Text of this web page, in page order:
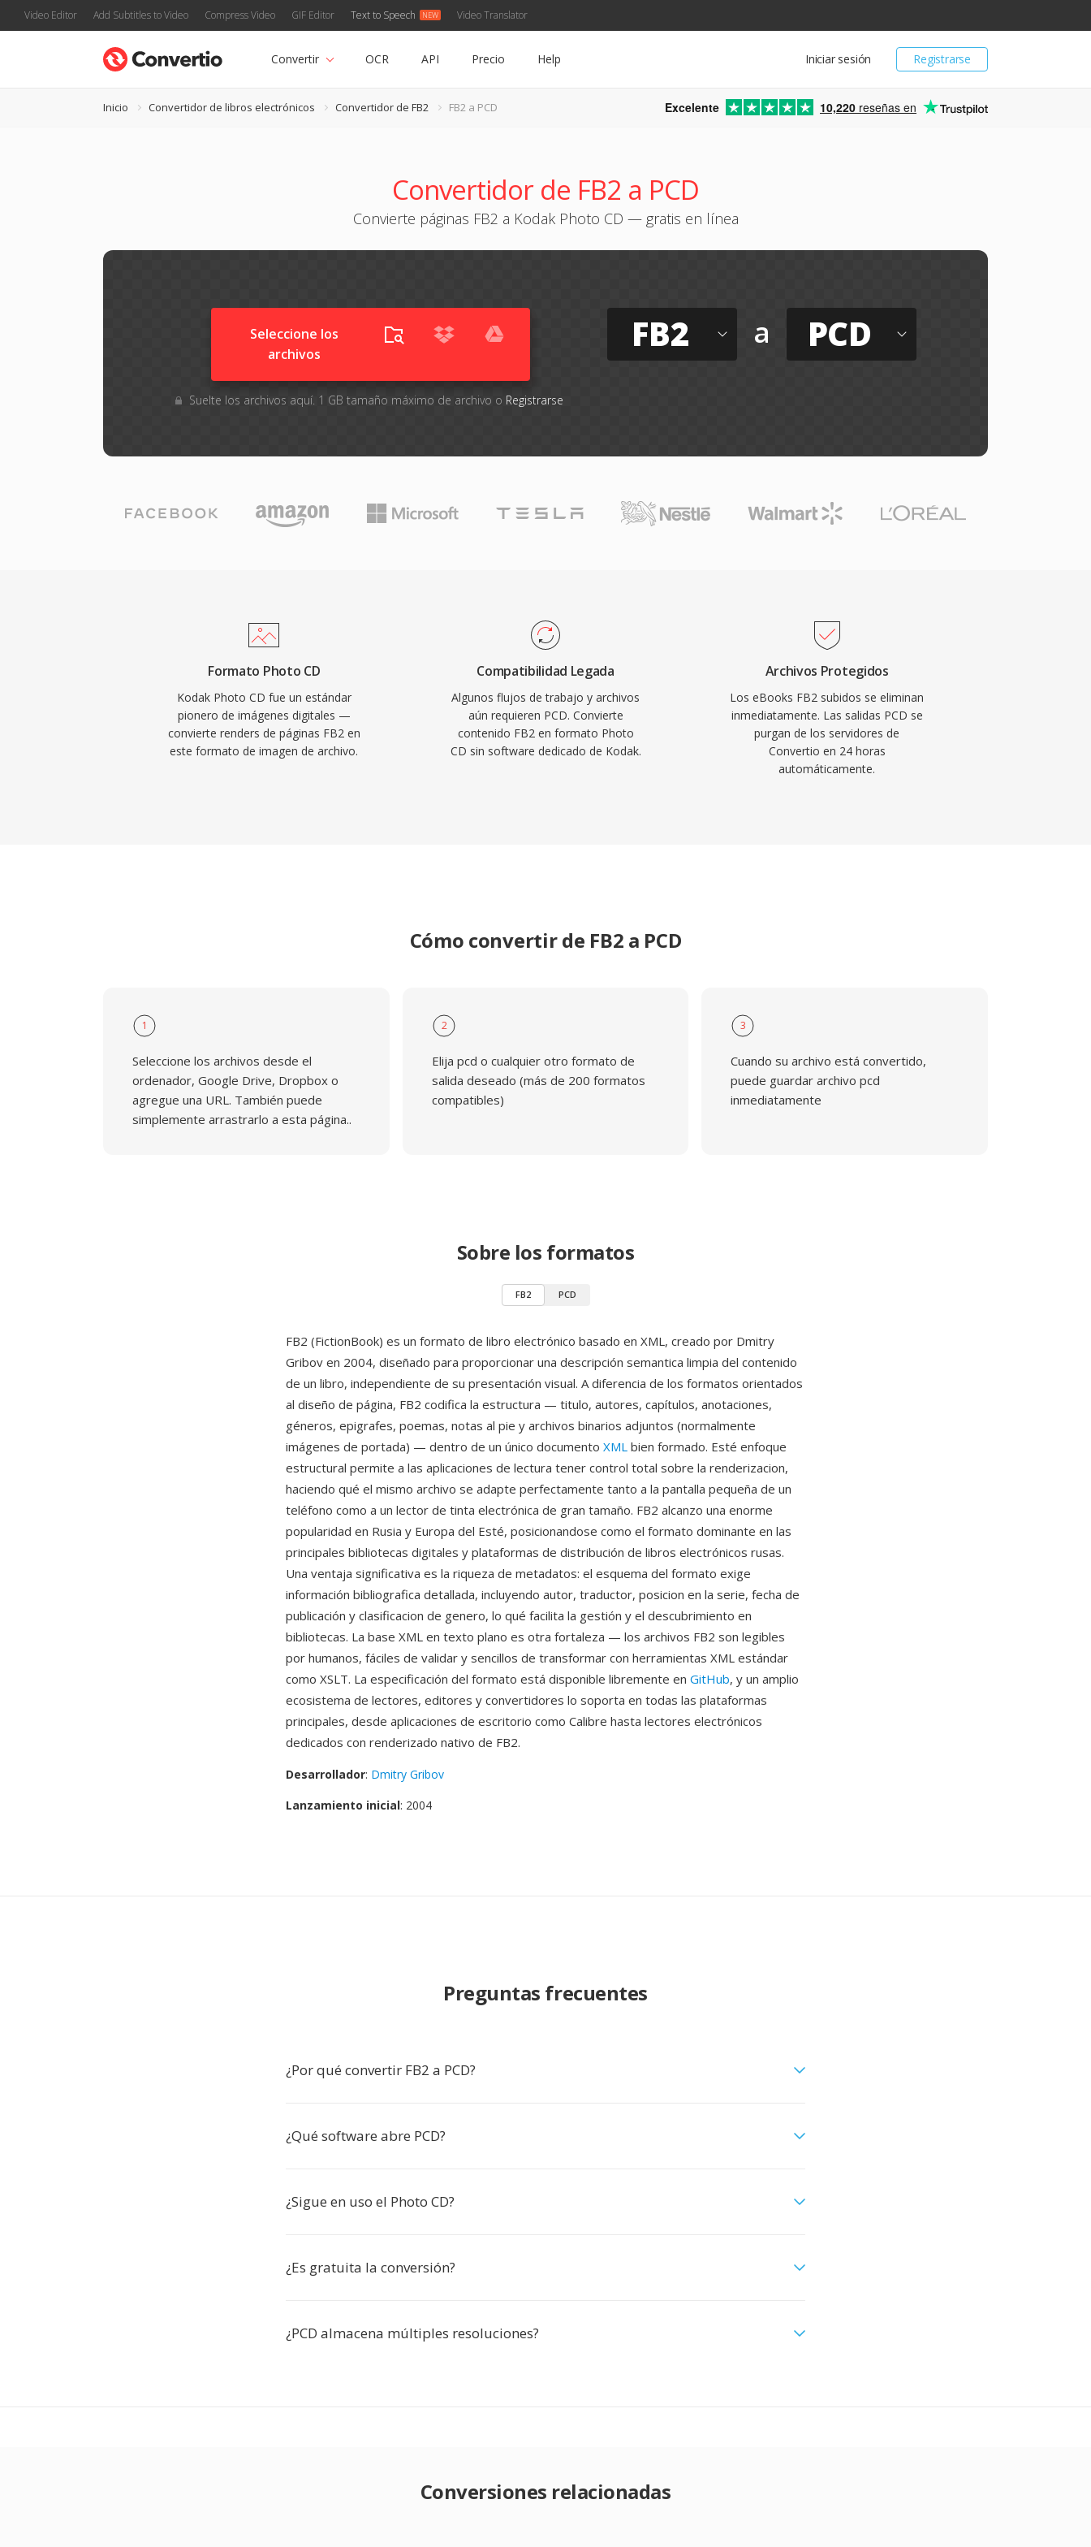
Video Editor Add Subtitles to Video Compress Video GIF Editor Text to Speech Video Translator
Registrarse
Iniciar sesión
Convertir OCR API Precio Help
Inicio Convertidor de libros electrónicos Convertidor de FB2 FB2 a PCD Excelente 10,220 reseñas en
Convertidor de FB2 a PCD
Convierte páginas FB2 a Kodak Photo CD — gratis en línea
Seleccione los
archivos
Suelte los archivos aquí. 1 GB tamaño máximo de archivo o Registrarse
FB2 a PCD
Formato Photo CD
Kodak Photo CD fue un estándar
pionero de imágenes digitales —
convierte renders de páginas FB2 en
este formato de imagen de archivo.
Compatibilidad Legada
Algunos flujos de trabajo y archivos
aún requieren PCD. Convierte
contenido FB2 en formato Photo
CD sin software dedicado de Kodak.
Archivos Protegidos
Los eBooks FB2 subidos se eliminan
inmediatamente. Las salidas PCD se
purgan de los servidores de
Convertio en 24 horas
automáticamente.
Cómo convertir de FB2 a PCD
1
Seleccione los archivos desde el
ordenador, Google Drive, Dropbox o
agregue una URL. También puede
simplemente arrastrarlo a esta página..
2
Elija pcd o cualquier otro formato de
salida deseado (más de 200 formatos
compatibles)
3
Cuando su archivo está convertido,
puede guardar archivo pcd
inmediatamente
Sobre los formatos
FB2 PCD
FB2 (FictionBook) es un formato de libro electrónico basado en XML, creado por Dmitry
Gribov en 2004, diseñado para proporcionar una descripción semantica limpia del contenido
de un libro, independiente de su presentación visual. A diferencia de los formatos orientados
al diseño de página, FB2 codifica la estructura — titulo, autores, capítulos, anotaciones,
géneros, epigrafes, poemas, notas al pie y archivos binarios adjuntos (normalmente
imágenes de portada) — dentro de un único documento XML bien formado. Esté enfoque
estructural permite a las aplicaciones de lectura tener control total sobre la renderizacion,
haciendo qué el mismo archivo se adapte perfectamente tanto a la pantalla pequeña de un
teléfono como a un lector de tinta electrónica de gran tamaño. FB2 alcanzo una enorme
popularidad en Rusia y Europa del Esté, posicionandose como el formato dominante en las
principales bibliotecas digitales y plataformas de distribución de libros electrónicos rusas.
Una ventaja significativa es la riqueza de metadatos: el esquema del formato exige
información bibliografica detallada, incluyendo autor, traductor, posicion en la serie, fecha de
publicación y clasificacion de genero, lo qué facilita la gestión y el descubrimiento en
bibliotecas. La base XML en texto plano es otra fortaleza — los archivos FB2 son legibles
por humanos, fáciles de validar y sencillos de transformar con herramientas XML estándar
como XSLT. La especificación del formato está disponible libremente en GitHub, y un amplio
ecosistema de lectores, editores y convertidores lo soporta en todas las plataformas
principales, desde aplicaciones de escritorio como Calibre hasta lectores electrónicos
dedicados con renderizado nativo de FB2.
Desarrollador: Dmitry Gribov
Lanzamiento inicial: 2004
Preguntas frecuentes
¿Por qué convertir FB2 a PCD?
¿Qué software abre PCD?
¿Sigue en uso el Photo CD?
¿Es gratuita la conversión?
¿PCD almacena múltiples resoluciones?
Conversiones relacionadas